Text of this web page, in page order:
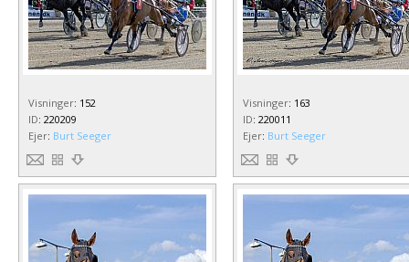
Visninger: 152
ID: 220209
Ejer: Burt Seeger
Visninger: 163
ID: 220011
Ejer: Burt Seeger